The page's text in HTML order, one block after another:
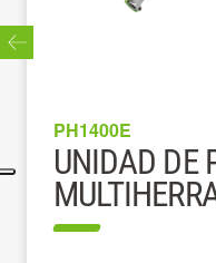
PH1400E
UNIDAD DE